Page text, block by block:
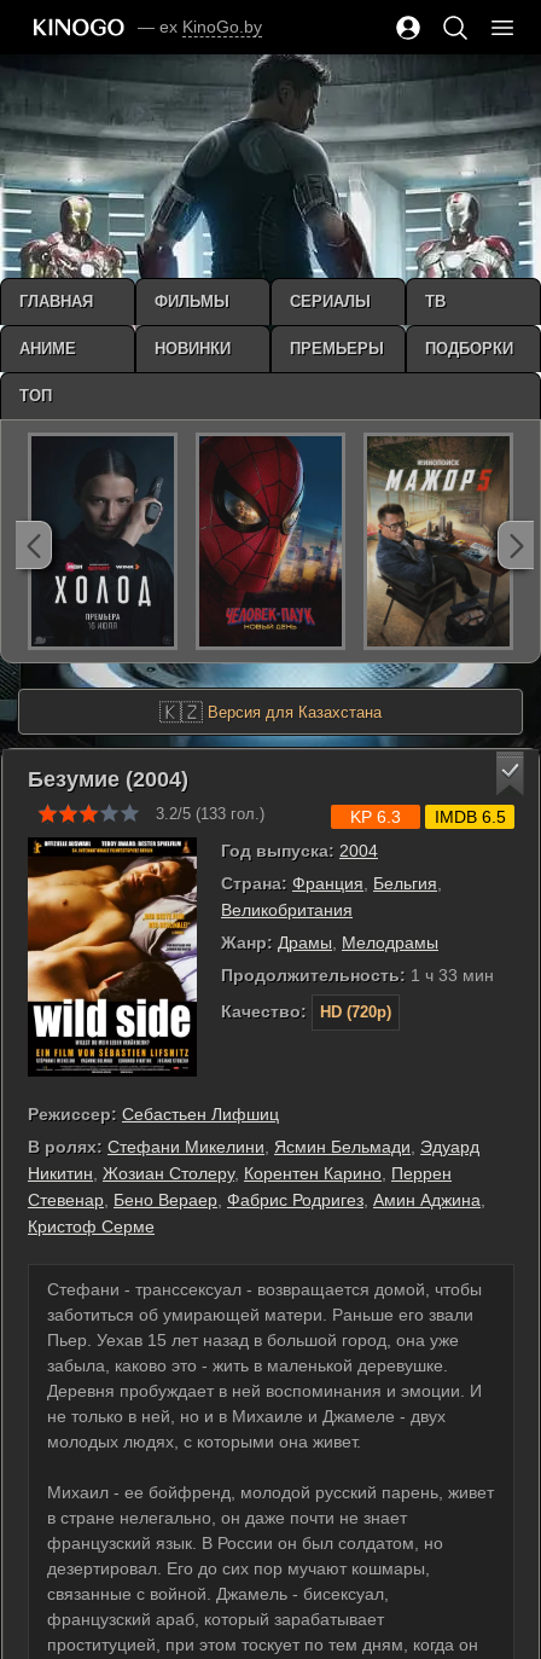
— ex KinoGo.by
🇰🇿 Версия для Казахстана
Безумие (2004)
3.2/5 (133 гол.)
Год выпуска: 2004
Страна: Франция Бельгия
Великобритания
Жанр: Драмы
Мелодрамы
Продолжительность: 1 ч 33 мин
Качество:
HD (720p)
KP 6.3 IMDB 6.5
Режиссер: Себастьен Лифшиц
В ролях: Стефани Микелини Ясмин Бельмади
Эдуард
Никитин Жозиан Столеру, Корентен Карино Перрен
Стевенар Бено Вераер Фабрис Родригез Амин Аджина
Кристоф Серме
Стефани - транссексуал - возвращается домой, чтобы
заботиться об умирающей матери. Раньше его звали
Пьер. Уехав 15 лет назад в большой город, она уже
забыла, каково это - жить в маленькой деревушке.
Деревня пробуждает в ней воспоминания и эмоции. И
не только в ней, но и в Михаиле и Джамеле - двух
молодых людях, с которыми она живет.
Михаил - ее бойфренд, молодой русский парень, живет
в стране нелегально, он даже почти не знает
французский язык. В России он был солдатом, но
дезертировал. Его до сих пор мучают кошмары,
связанные с войной. Джамель - бисексуал,
французский араб, который зарабатывает
проституцией, при этом тоскует по тем дням, когда он
ГЛАВНАЯ ФИЛЬМЫ СЕРИАЛЫ ТВ
АНИМЕ НОВИНКИ ПРЕМЬЕРЫ ПОДБОРКИ
ТОП